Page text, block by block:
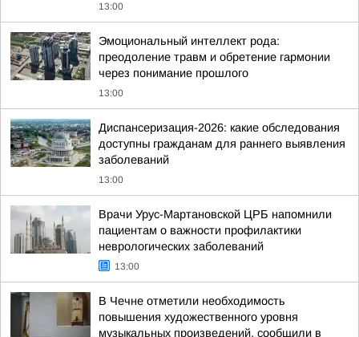
13:00
Эмоциональный интеллект рода:
преодоление травм и обретение гармонии
через понимание прошлого
13:00
Диспансеризация-2026: какие обследования
доступны гражданам для раннего выявления
заболеваний
13:00
Врачи Урус-Мартановской ЦРБ напомнили
пациентам о важности профилактики
неврологических заболеваний
13:00
В Чечне отметили необходимость
повышения художественного уровня
музыкальных произведений, сообщили в